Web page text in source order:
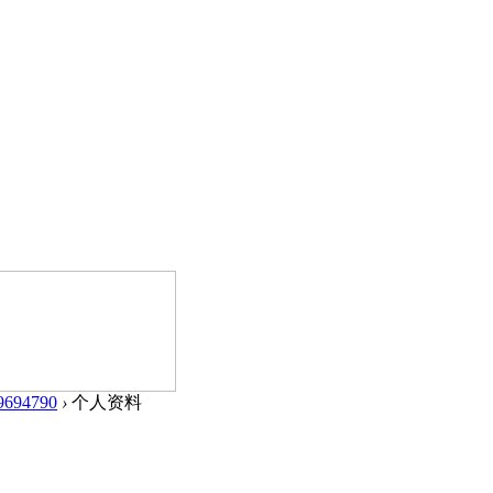
› 个人资料